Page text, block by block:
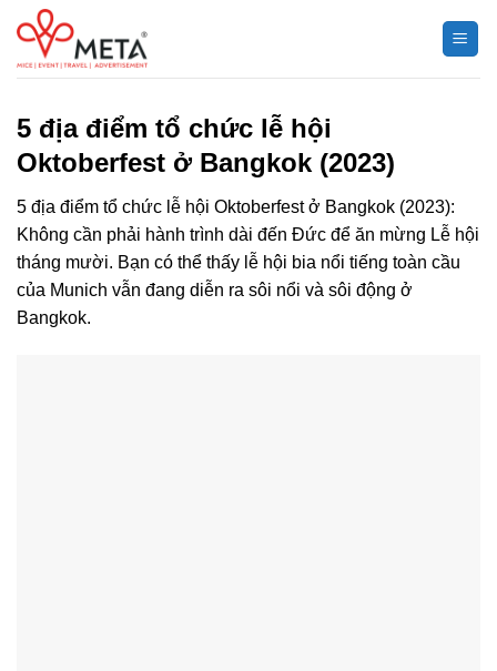
Chuyển
đến
nội
5 địa điểm tổ chức lễ hội
Oktoberfest ở Bangkok (2023)
5 địa điểm tổ chức lễ hội Oktoberfest ở Bangkok (2023):
Không cần phải hành trình dài đến Đức để ăn mừng Lễ hội
tháng mười. Bạn có thể thấy lễ hội bia nổi tiếng toàn cầu
của Munich vẫn đang diễn ra sôi nổi và sôi động ở
Bangkok.